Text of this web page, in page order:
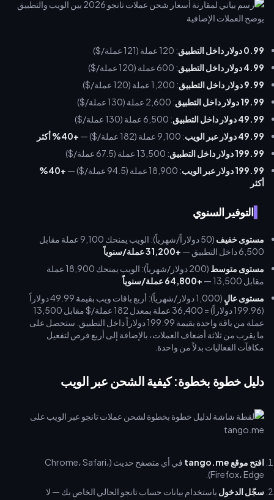
0.99 دولار داخل التطبيق
: 120 عملة (121 عملة/$)
4.99 دولار داخل التطبيق
: 600 عملة (120 عملة/$)
9.99 دولار داخل التطبيق
: 1,200 عملة (120 عملة/$)
19.99 دولار داخل التطبيق
: 2,600 عملة (130 عملة/$)
49.99 دولار داخل التطبيق
: 6,500 عملة (130 عملة/$)
49.99 دولار عبر الويب
: 9,100 عملة (182 عملة/$) —
+40% أكثر
199.99 دولار داخل التطبيق
: 13,500 عملة (67.5 عملة/$)
199.99 دولار عبر الويب
: 18,900 عملة (94.5 عملة/$) —
+40%
أكثر
التوفير السنوي
مستوى خفيف
(50 دولاراً/شهرياً): الويب يمنحك 9,100 عملة مقابل
6,500 داخل التطبيق —
+31,200 عملة/سنوياً
مستوى متوسط
(200 دولار/شهرياً): الويب يمنحك 18,900 عملة
مقابل 13,500 —
+64,800 عملة/سنوياً
مستوى عالٍ
(1,000 دولار/شهرياً): أربع باقات ويب بقيمة 49.99 دولاراً
(199.96 دولاراً) = 36,400 عملة بمعدل 182 عملة/$ مقابل 13,500
عملة من باقة واحدة بقيمة 199.99 دولاراً داخل التطبيق. ستحصل على
ما يقرب من ثلاثة أضعاف العملات، بالإضافة إلى أربع فرص لتفعيل
مكافآت الفعاليات بدلاً من واحدة.
دليل خطوة بخطوة: كيفية الشحن عبر الويب
افتح موقع tango.me
في أي متصفح حديث (Chrome، Safari،
Firefox، Edge).
سجّل الدخول باستخدام بيانات حساب تانجو الحالي الخاص بك — لا